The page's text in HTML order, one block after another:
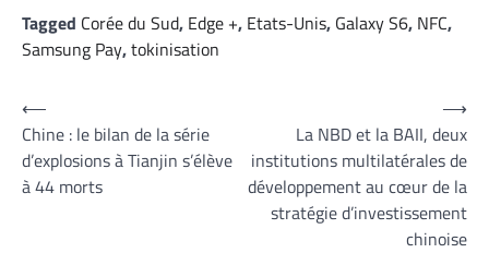
Tagged Corée du Sud, Edge +, Etats-Unis, Galaxy S6, NFC,
Samsung Pay,tokinisation
Navigation
de
l’article
⟵
Chine : le bilan de la série
d’explosions à Tianjin s’élève
à 44 morts
La NBD et la BAII, deux
institutions multilatérales de
développement au cœur de la
stratégie d’investissement
chinoise
⟶